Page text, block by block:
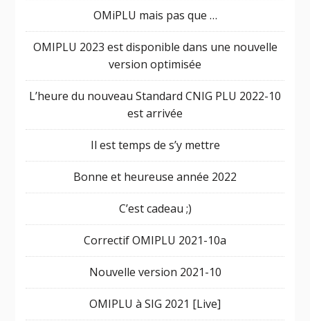
OMiPLU mais pas que …
OMIPLU 2023 est disponible dans une nouvelle
version optimisée
L’heure du nouveau Standard CNIG PLU 2022-10
est arrivée
Il est temps de s’y mettre
Bonne et heureuse année 2022
C’est cadeau ;)
Correctif OMIPLU 2021-10a
Nouvelle version 2021-10
OMIPLU à SIG 2021 [Live]